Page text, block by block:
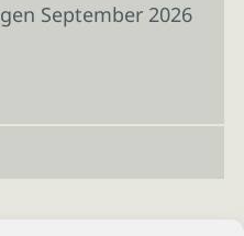
September 2026